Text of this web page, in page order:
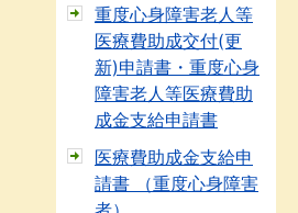
重度心身障害老人等
医療費助成交付(更
新)申請書・重度心身
障害老人等医療費助
成金支給申請書
医療費助成金支給申
請書 （重度心身障害